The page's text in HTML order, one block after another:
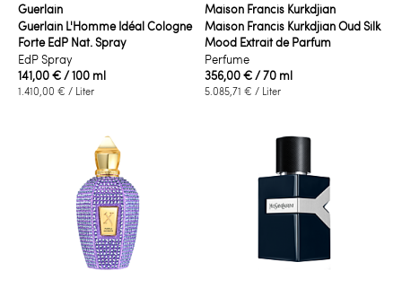
Guerlain
Guerlain L'Homme Idéal Cologne
Forte EdP Nat. Spray
EdP Spray
141,00 €/ 100 ml
1.410,00 € / Liter
Maison Francis Kurkdjian
Maison Francis Kurkdjian Oud Silk
Mood Extrait de Parfum
Perfume
356,00 €/ 70 ml
5.085,71 € / Liter